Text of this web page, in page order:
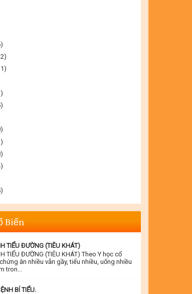
Biến
TIỂU ĐƯỜNG (TIÊU KHÁT)
TIỂU ĐƯỜNG (TIÊU KHÁT) Theo Y học cổ
ăn nhiều vẫn gầy, tiểu nhiều, uống nhiều
tron...
BÍ TIỂU.